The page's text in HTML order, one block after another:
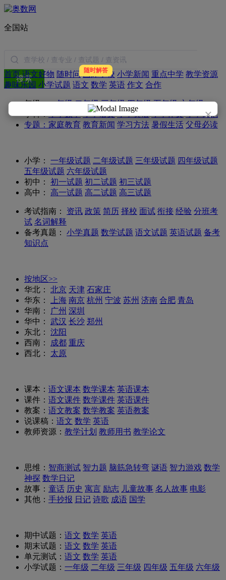
×
全国站
搜索
首页语文好物 随时问 随时解答
国际学校 小学新闻 重点中学 教学资源
趣味乐园 小学试题 语文 数学 英语 作文 合作
年级：一年级 二年级 三年级 四年级 五年级 六年级
学科：小学数学 小学语文 小学英语 小学作文 小学日记
专题： 家庭教育 教育新闻 学习方法 暑假生活 父母必读
小学： 一年级试题 二年级试题 三年级试题 四年级试题
五年级试题 六年级试题
初中：
初一试题 初二试题 初三试题
高中：
高一试题 高二试题 高三试题
考试指南： 资讯 政策 简历 择校 面试 衔接 经验 分班考
试 名词解释
备考真题：
小学真题 数学试题 语文试题 英语试题 备考
知识点
按地区>>
华北：
北京 天津 石家庄
华东：
上海 南京 杭州 宁波 苏州 济南 合肥 青岛
华南：
广州 深圳
华中：
武汉 长沙 郑州
东北：
沈阳
西南：
成都 重庆
西北：
太原
课本： 语文课本 数学课本 英语课本
课件： 语文课件 数学课件 英语课件
教案： 语文教案 数学教案 英语教案
说课稿： 语文 数学 英语
教师资源： 教学计划 教师用书 教学论文
思维： 智商测试 智力题 脑筋急转弯 谜语 智力游戏 数学
神探 数学日记
故事： 童话 历史 寓言 励志 儿童故事 名人故事 电影
其他： 手抄报 日记 诗歌 成语 国学
期中试题： 语文 数学 英语
期末试题： 语文 数学 英语
单元测试： 语文 数学 英语
小学试题： 一年级 二年级 三年级 四年级 五年级 六年级